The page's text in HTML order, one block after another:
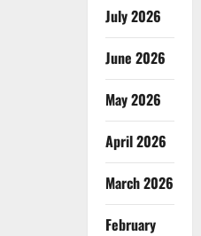
July 2026
June 2026
May 2026
April 2026
March 2026
February